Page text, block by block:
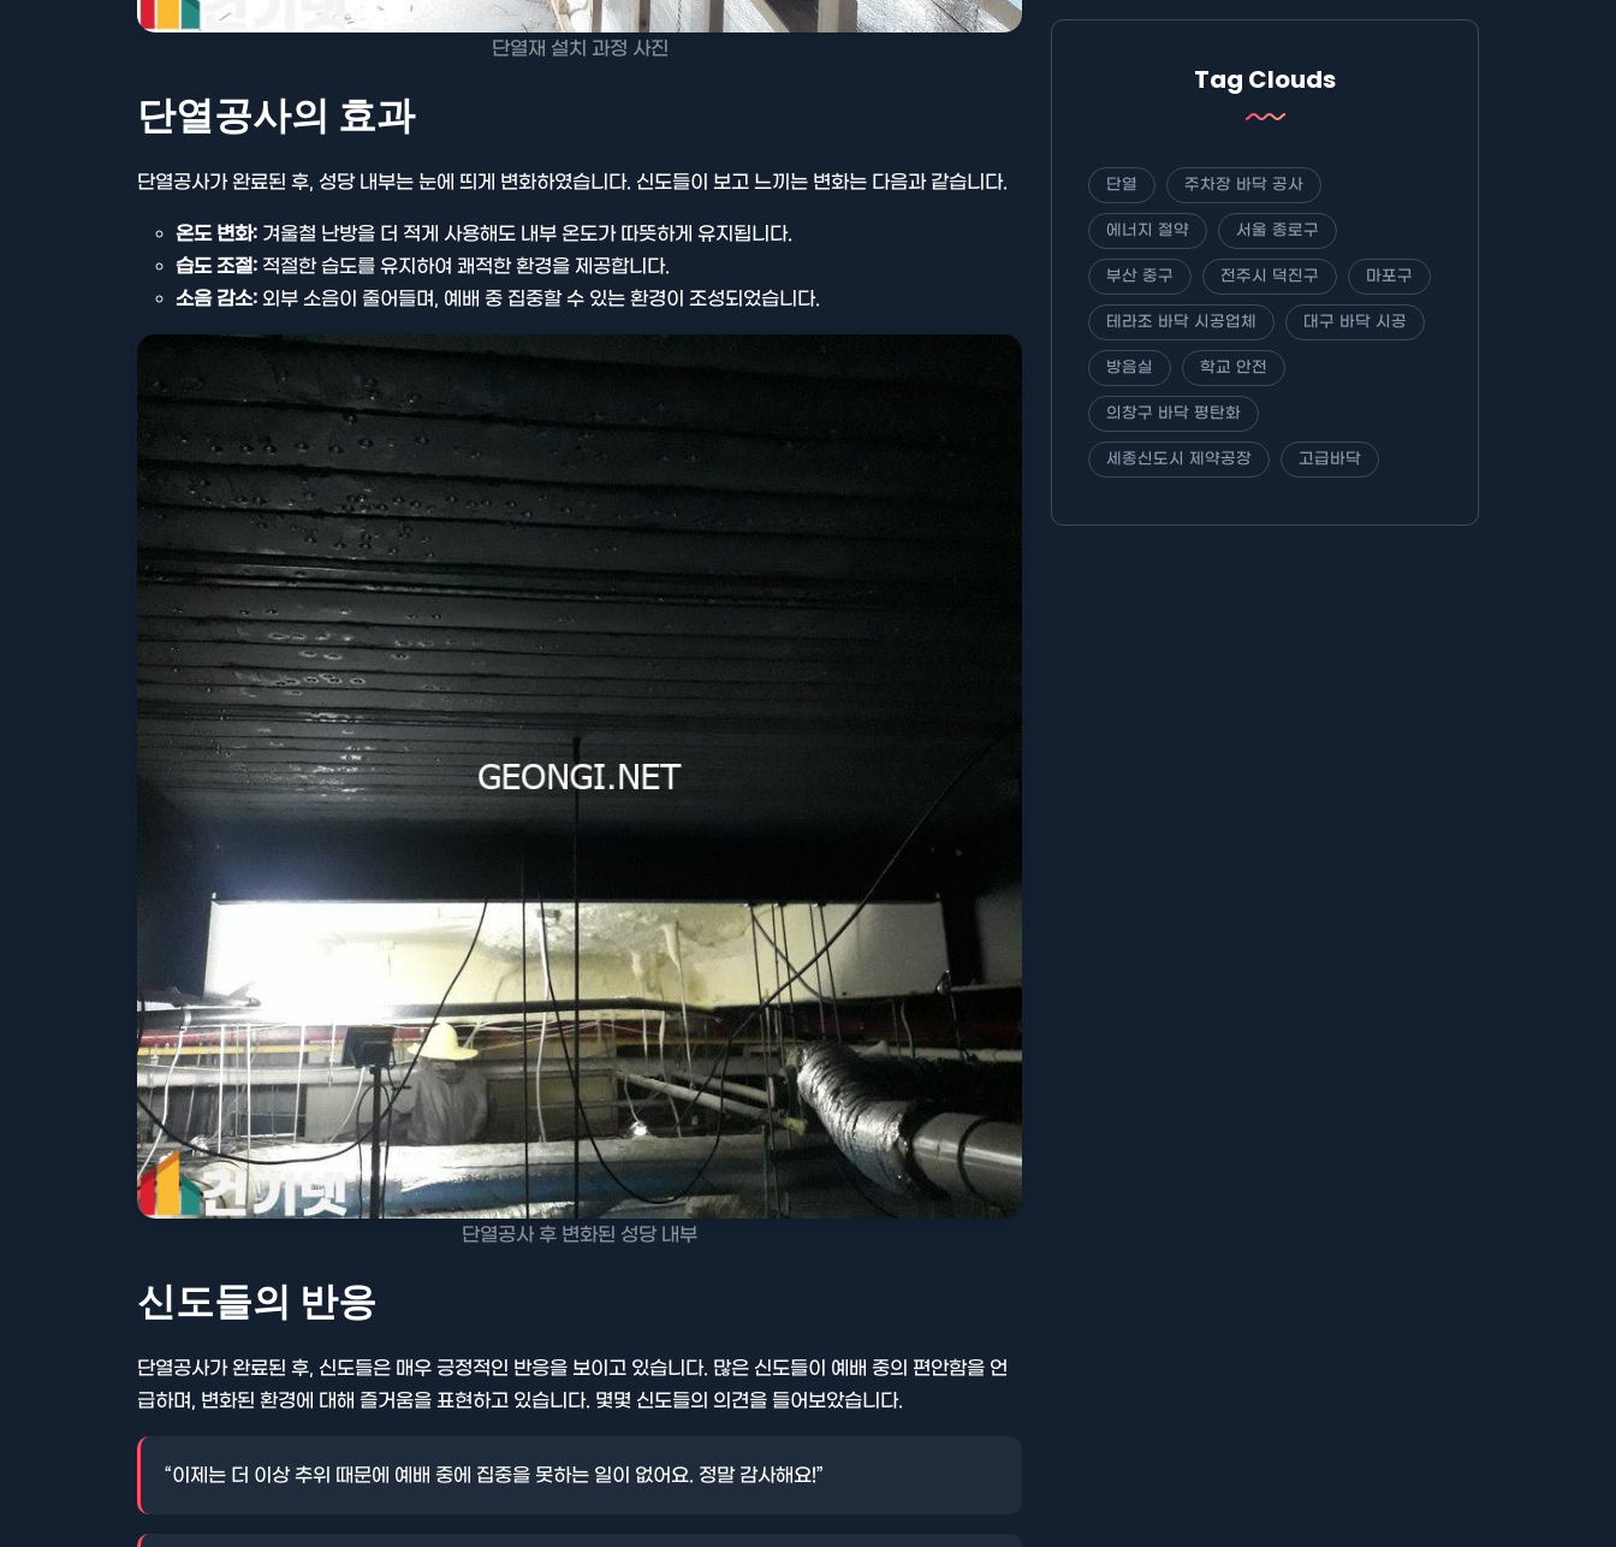
단열재 설치 과정 사진
단열공사의 효과
단열공사가 완료된 후, 성당 내부는 눈에 띄게 변화하였습니다. 신도들이 보고 느끼는 변화는 다음과 같습니다.
온도 변화: 겨울철 난방을 더 적게 사용해도 내부 온도가 따뜻하게 유지됩니다.
습도 조절: 적절한 습도를 유지하여 쾌적한 환경을 제공합니다.
소음 감소: 외부 소음이 줄어들며, 예배 중 집중할 수 있는 환경이 조성되었습니다.
단열공사 후 변화된 성당 내부
신도들의 반응
단열공사가 완료된 후, 신도들은 매우 긍정적인 반응을 보이고 있습니다. 많은 신도들이 예배 중의 편안함을 언
급하며, 변화된 환경에 대해 즐거움을 표현하고 있습니다. 몇몇 신도들의 의견을 들어보았습니다.
“이제는 더 이상 추위 때문에 예배 중에 집중을 못하는 일이 없어요. 정말 감사해요!”
Tag Clouds
단열 주차장 바닥 공사
에너지 절약 서울 종로구
부산 중구 전주시 덕진구 마포구
테라조 바닥 시공업체 대구 바닥 시공
방음실 학교 안전
의창구 바닥 평탄화
세종신도시 제약공장 고급바닥